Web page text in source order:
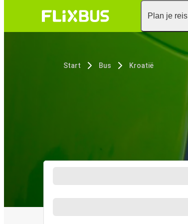
Plan je reis
Start Bus Kroatië